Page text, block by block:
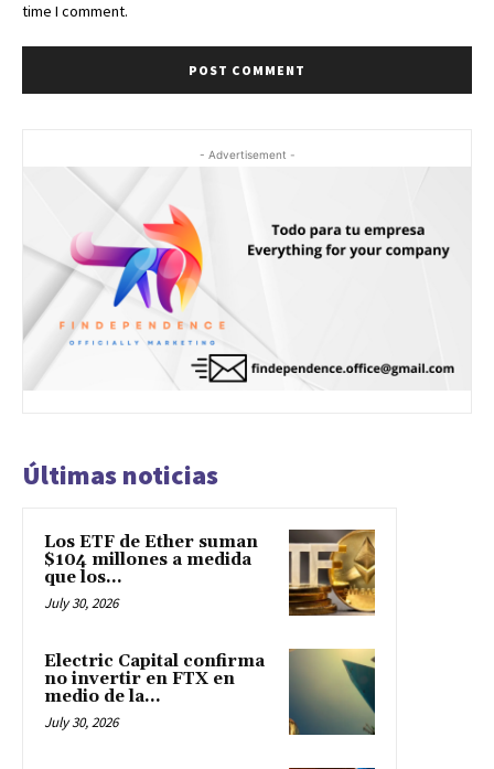
time I comment.
- Advertisement -
Últimas noticias
Los ETF de Ether suman
$104 millones a medida
que los...
July 30, 2026
Electric Capital confirma
no invertir en FTX en
medio de la...
July 30, 2026